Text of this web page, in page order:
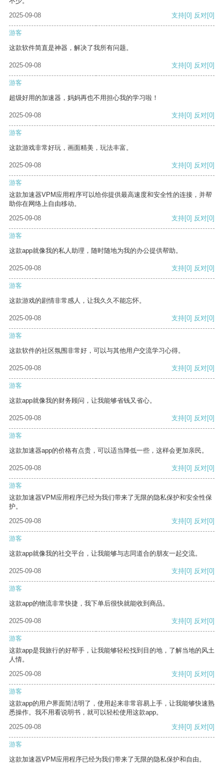
2025-09-08
支持[0] 反对[0]
游客
这款软件简直是神器，解决了我所有问题。
2025-09-08 支持[0] 反对[0]
游客
超级好用的加速器，妈妈再也不用担心我的学习啦！
2025-09-08 支持[0] 反对[0]
游客
这款游戏非常好玩，画面精美，玩法丰富。
2025-09-08 支持[0] 反对[0]
游客
这款加速器VPM应用程序可以给你提供最高速度和安全性的连接，并帮
助你在网络上自由移动。
2025-09-08
支持[0] 反对[0]
游客
这款app就像我的私人助理，随时随地为我的办公提供帮助。
2025-09-08 支持[0] 反对[0]
游客
这款游戏的剧情非常感人，让我久久不能忘怀。
2025-09-08 支持[0] 反对[0]
游客
这款软件的社区氛围非常好，可以与其他用户交流学习心得。
2025-09-08 支持[0] 反对[0]
游客
这款app就像我的财务顾问，让我能够省钱又省心。
2025-09-08 支持[0] 反对[0]
游客
这款加速器app的价格有点贵，可以适当降低一些，这样会更加亲民。
2025-09-08 支持[0] 反对[0]
游客
这款加速器VPM应用程序已经为我们带来了无限的隐私保护和安全性保
护。
2025-09-08
支持[0] 反对[0]
游客
这款app就像我的社交平台，让我能够与志同道合的朋友一起交流。
2025-09-08 支持[0] 反对[0]
游客
这款app的物流非常快捷，我下单后很快就能收到商品。
2025-09-08 支持[0] 反对[0]
游客
这款app是我旅行的好帮手，让我能够轻松找到目的地，了解当地的风土
人情。
2025-09-08
支持[0] 反对[0]
游客
这款app的用户界面简洁明了，使用起来非常容易上手，让我能够快速熟
悉操作。我不用看说明书，就可以轻松使用这款app。
2025-09-08
支持[0] 反对[0]
游客
这款加速器VPM应用程序已经为我们带来了无限的隐私保护和自由。